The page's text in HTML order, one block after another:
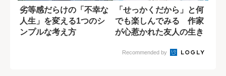
劣等感だらけの「不幸な
人生」を変える1つのシ
ンプルな考え方
「せっかくだから」と何
でも楽しんでみる 作家
が心惹かれた友人の生き
Recommended by